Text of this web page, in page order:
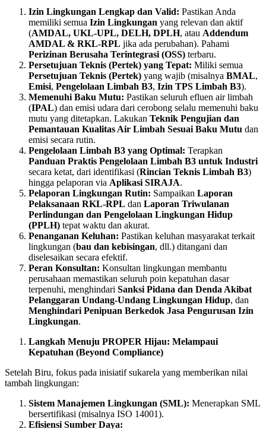
Izin Lingkungan Lengkap dan Valid: Pastikan Anda
memiliki semua Izin Lingkungan yang relevan dan aktif
(AMDAL, UKL-UPL, DELH, DPLH, atau Addendum
AMDAL & RKL-RPL jika ada perubahan). Pahami
Perizinan Berusaha Terintegrasi (OSS) terbaru.
Persetujuan Teknis (Pertek) yang Tepat: Miliki semua
Persetujuan Teknis (Pertek) yang wajib (misalnya BMAL,
Emisi, Pengelolaan Limbah B3, Izin TPS Limbah B3).
Memenuhi Baku Mutu: Pastikan seluruh efluen air limbah
(IPAL) dan emisi udara dari cerobong selalu memenuhi baku
mutu yang ditetapkan. Lakukan Teknik Pengujian dan
Pemantauan Kualitas Air Limbah Sesuai Baku Mutu dan
emisi secara rutin.
Pengelolaan Limbah B3 yang Optimal: Terapkan
Panduan Praktis Pengelolaan Limbah B3 untuk Industri
secara ketat, dari identifikasi (Rincian Teknis Limbah B3)
hingga pelaporan via Aplikasi SIRAJA.
Pelaporan Lingkungan Rutin: Sampaikan Laporan
Pelaksanaan RKL-RPL dan Laporan Triwulanan
Perlindungan dan Pengelolaan Lingkungan Hidup
(PPLH) tepat waktu dan akurat.
Penanganan Keluhan: Pastikan keluhan masyarakat terkait
lingkungan (bau dan kebisingan, dll.) ditangani dan
diselesaikan secara efektif.
Peran Konsultan: Konsultan lingkungan membantu
perusahaan memastikan seluruh poin kepatuhan dasar
terpenuhi, menghindari Sanksi Pidana dan Denda Akibat
Pelanggaran Undang-Undang Lingkungan Hidup, dan
Menghindari Penipuan Berkedok Jasa Pengurusan Izin
Lingkungan.
Langkah Menuju PROPER Hijau: Melampaui
Kepatuhan (Beyond Compliance)
Setelah Biru, fokus pada inisiatif sukarela yang memberikan nilai
tambah lingkungan:
Sistem Manajemen Lingkungan (SML): Menerapkan SML
bersertifikasi (misalnya ISO 14001).
Efisiensi Sumber Daya: